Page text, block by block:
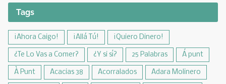
Tags
¡Ahora Caigo! ¡Allá Tú! ¡Quiero Dinero!
¿Te Lo Vas a Comer? ¿Y si sí? 25 Palabras Á punt
À Punt Acacias 38 Acorralados Adara Molinero